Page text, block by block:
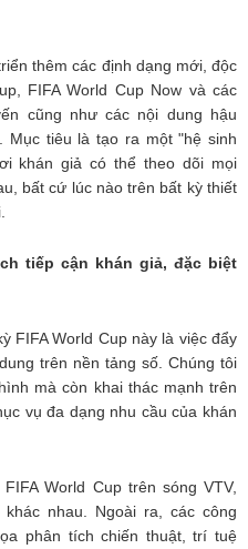
thêm các định dạng mới, độc
FIFA World Cup Now và các
cũng như các nội dung hậu
Mục tiêu là tạo ra một "hệ sinh
khán giả có thể theo dõi mọi
bất cứ lúc nào trên bất kỳ thiết
tiếp cận khán giả, đặc biệt
FIFA World Cup này là việc đẩy
trên nền tảng số. Chúng tôi
mà còn khai thác mạnh trên
vụ đa dạng nhu cầu của khán
World Cup trên sóng VTV,
nhau. Ngoài ra, các công
phân tích chiến thuật, trí tuệ